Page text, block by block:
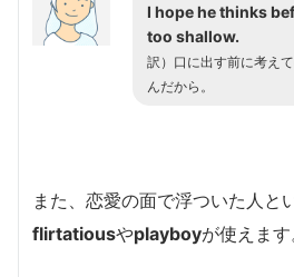
I hope he thinks
too shallow.
訳）口に出す前に考え
んだから。
また、恋愛の面で浮ついた人と
flirtatiousやplayboyが使えます